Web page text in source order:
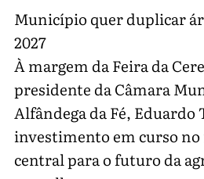
Município quer duplicar
2027
À margem da Feira da
presidente da Câmara
Alfândega da Fé, Eduardo
investimento em curso no
central para o futuro da